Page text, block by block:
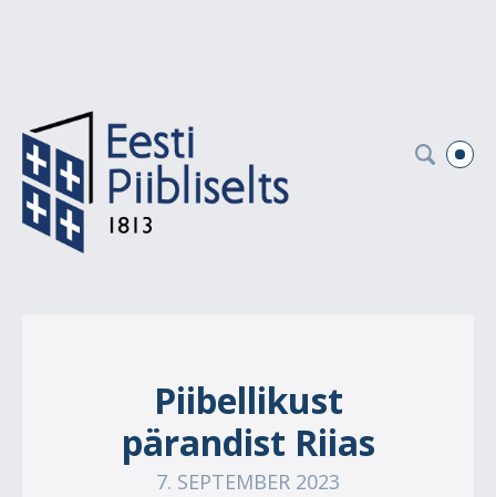
Piibellikust
pärandist Riias
7. SEPTEMBER 2023